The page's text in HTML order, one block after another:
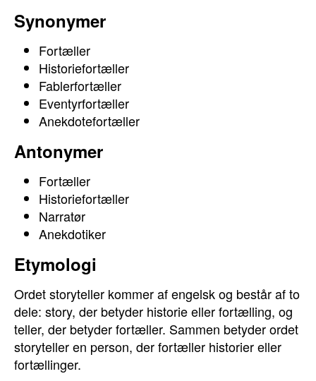
Synonymer
Fortæller
Historiefortæller
Fablerfortæller
Eventyrfortæller
Anekdotefortæller
Antonymer
Fortæller
Historiefortæller
Narratør
Anekdotiker
Etymologi
Ordet storyteller kommer af engelsk og består af to
dele: story, der betyder historie eller fortælling, og
teller, der betyder fortæller. Sammen betyder ordet
storyteller en person, der fortæller historier eller
fortællinger.